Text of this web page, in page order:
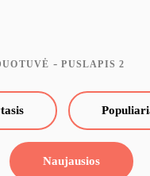
- PUSLAPIS 2
Naujausios